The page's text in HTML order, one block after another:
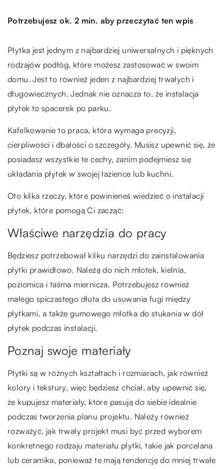
Potrzebujesz ok. 2 min. aby przeczytać ten wpis
Płytka jest jednym z najbardziej uniwersalnych i pięknych
rodzajów podłóg, które możesz zastosować w swoim
domu. Jest to również jeden z najbardziej trwałych i
długowiecznych. Jednak nie oznacza to, że instalacja
płytek to spacerek po parku.
Kafelkowanie to praca, która wymaga precyzji,
cierpliwości i dbałości o szczegóły. Musisz upewnić się, że
posiadasz wszystkie te cechy, zanim podejmiesz się
układania płytek w swojej łazience lub kuchni.
Oto kilka rzeczy, które powinieneś wiedzieć o instalacji
płytek, które pomogą Ci zacząć:
Właściwe narzędzia do pracy
Będziesz potrzebował kilku narzędzi do zainstalowania
płytki prawidłowo. Należą do nich młotek, kielnia,
poziomica i taśma miernicza. Potrzebujesz również
małego spiczastego dłuta do usuwania fugi między
płytkami, a także gumowego młotka do stukania w dół
płytek podczas instalacji.
Poznaj swoje materiały
Płytki są w różnych kształtach i rozmiarach, jak również
kolory i tekstury, więc będziesz chciał, aby upewnić się,
że kupujesz materiały, które pasują do siebie idealnie
podczas tworzenia planu projektu. Należy również
rozważyć, jak trwały projekt musi być przed wyborem
konkretnego rodzaju materiału płytki, takie jak porcelana
lub ceramika, ponieważ te mają tendencję do mniej trwałe